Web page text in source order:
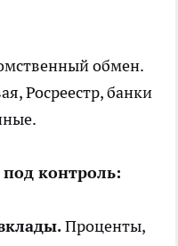
обмен.
Росреестр, банки
контроль:
Проценты,